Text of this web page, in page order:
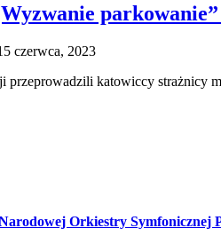
czerwca, 2023
przeprowadzili katowiccy strażnicy
Orkiestry Symfonicznej